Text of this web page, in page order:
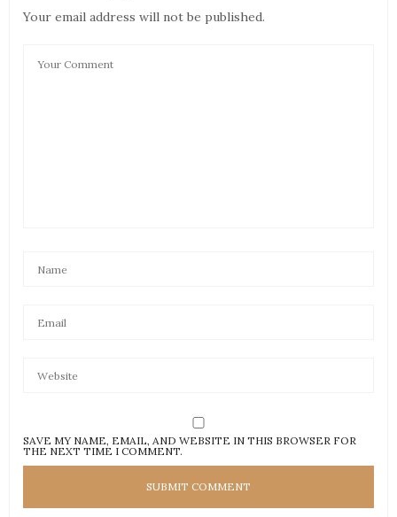
Your email address will not be published.
SAVE MY NAME, EMAIL, AND WEBSITE IN THIS BROWSER FOR
THE NEXT TIME I COMMENT.